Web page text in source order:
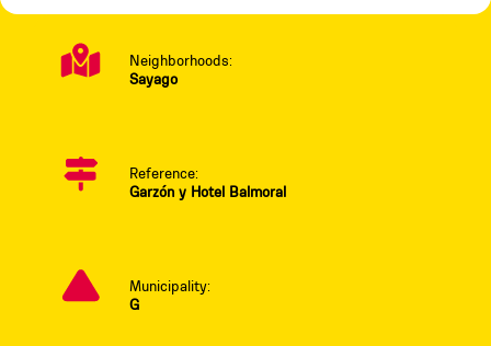
Neighborhoods:
Sayago
Reference:
Garzón y Hotel Balmoral
Municipality:
G